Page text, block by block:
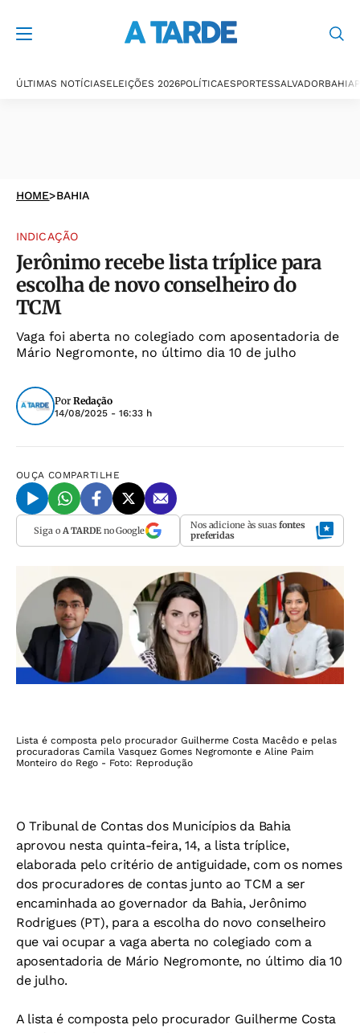
ÚLTIMAS NOTÍCIASELEIÇÕES 2026POLÍTICAESPORTESSALVADORBAHIA
HOME>BAHIA
INDICAÇÃO
Jerônimo recebe lista tríplice para
escolha de novo conselheiro do
TCM
Vaga foi aberta no colegiado com aposentadoria de
Mário Negromonte, no último dia 10 de julho
Por Redação
14/08/2025 - 16:33 h
OUÇA COMPARTILHE
Siga o A TARDEno Google Nos adicione às suas fontes
preferidas
Lista é composta pelo procurador Guilherme Costa Macêdo e pelas
procuradoras Camila Vasquez Gomes Negromonte e Aline Paim
Monteiro do Rego - Foto: Reprodução
O Tribunal de Contas dos Municípios da Bahia
aprovou nesta quinta-feira, 14, a lista tríplice,
elaborada pelo critério de antiguidade, com os nomes
dos procuradores de contas junto ao TCM a ser
encaminhada ao governador da Bahia, Jerônimo
Rodrigues (PT), para a escolha do novo conselheiro
que vai ocupar a vaga aberta no colegiado com a
aposentadoria de Mário Negromonte, no último dia 10
de julho.
A lista é composta pelo procurador Guilherme Costa